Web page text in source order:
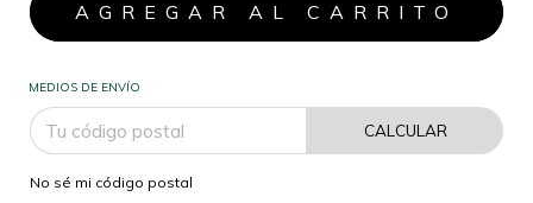
MEDIOS DE ENVÍO
CALCULAR
No sé mi código postal